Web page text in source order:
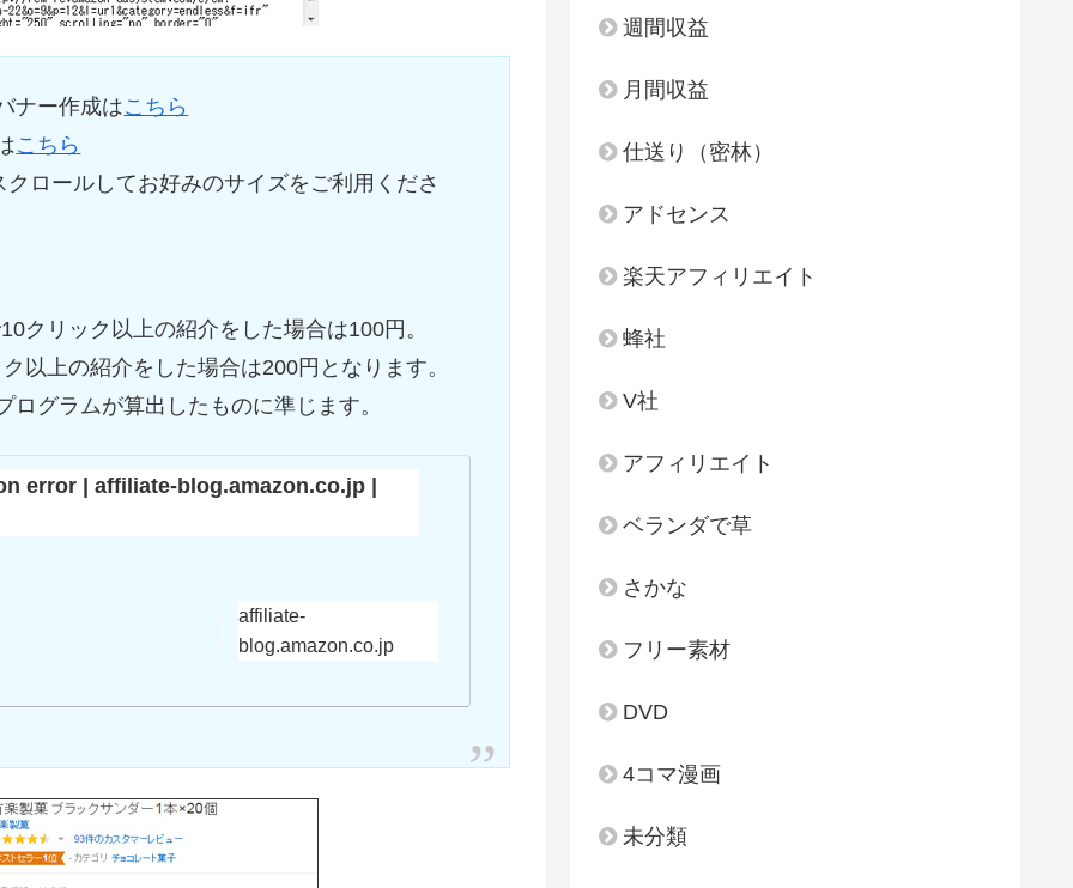
ナー作成はこちら
こちら
ロールしてお好みのサイズをご利用くださ
クリック以上の紹介をした場合は100円。
以上の紹介をした場合は200円となります。
グラムが算出したものに準じます。
error | affiliate-blog.amazon.co.jp |
affiliate-
blog.amazon.co.jp
週間収益
月間収益
仕送り（密林）
アドセンス
楽天アフィリエイト
蜂社
V社
アフィリエイト
ベランダで草
さかな
フリー素材
DVD
4コマ漫画
未分類